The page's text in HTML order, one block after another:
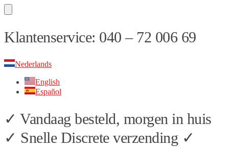
Skip
to
Skip
to
Klantenservice: 040 – 72 006 69
Nederlands
English
Español
✓ Vandaag besteld, morgen in huis
✓ Snelle Discrete verzending ✓